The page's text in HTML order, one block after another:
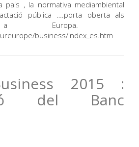
pais , la normativa mediambiental
pública ….porta oberta als
a Europa.
business/index_es.htm
2015 :
del Banc